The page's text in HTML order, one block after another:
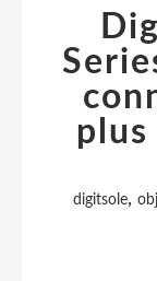
digitsole,